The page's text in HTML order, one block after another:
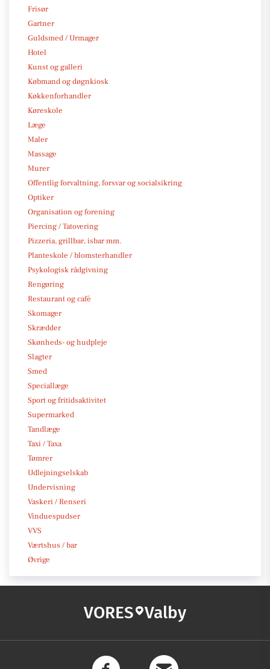
Frisør
Gartner
Guldsmed / Urmager
Hotel
Kunst og galleri
Købmand og døgnkiosk
Køkkenforhandler
Køreskole
Læge
Maler
Massage
Murer
Offentlig forvaltning, forsvar og socialsikring
Optiker
Organisation og forening
Piercing / Tatovering
Pizzeria, grillbar, isbar mm.
Planteskole / blomsterhandler
Psykologisk rådgivning
Rengøring
Restaurant og café
Skomager
Skrædder
Skønheds- og hudpleje
Slagter
Smed
Speciallæge
Sport og fritidsaktivitet
Supermarked
Tandlæge
Taxi / Taxa
Tømrer
Udlejningselskab
Undervisning
Vaskeri / Renseri
Vinduespudser
VVS
Værtshus / bar
Øvrige
VORES Valby